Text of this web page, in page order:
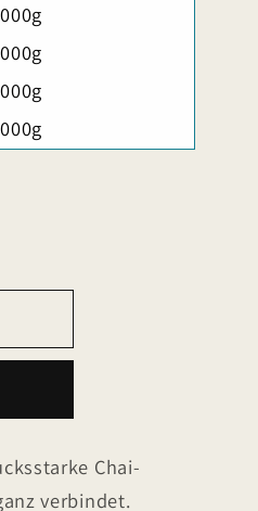
Chai-
verbindet.